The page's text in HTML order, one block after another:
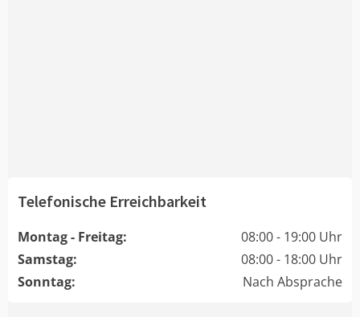
Telefonische Erreichbarkeit
Montag - Freitag:
08:00 - 19:00 Uhr
Samstag:
08:00 - 18:00 Uhr
Sonntag:
Nach Absprache